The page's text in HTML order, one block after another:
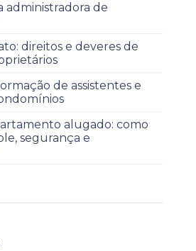
administradora de
direitos e deveres de
de assistentes e
alugado: como
segurança e